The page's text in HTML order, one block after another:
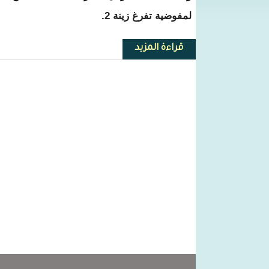
لمفوضية تفرغ زينة 2.
قراءة المزيدحول مناوشات بين الشرطة